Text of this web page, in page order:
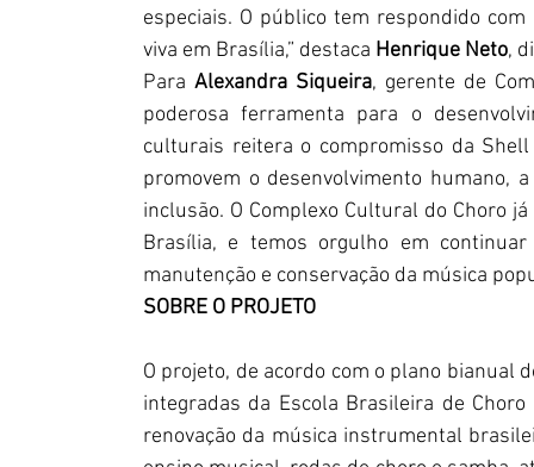
especiais. O público tem respondido
viva em Brasília,” destaca Henrique Neto,
Para Alexandra Siqueira, gerente de
poderosa ferramenta para o
culturais reitera o compromisso da
promovem o desenvolvimento humano,
inclusão. O Complexo Cultural do Choro
Brasília, e temos orgulho em
manutenção e conservação da música
SOBRE O PROJETO
O projeto, de acordo com o plano bianual
integradas da Escola Brasileira de
renovação da música instrumental